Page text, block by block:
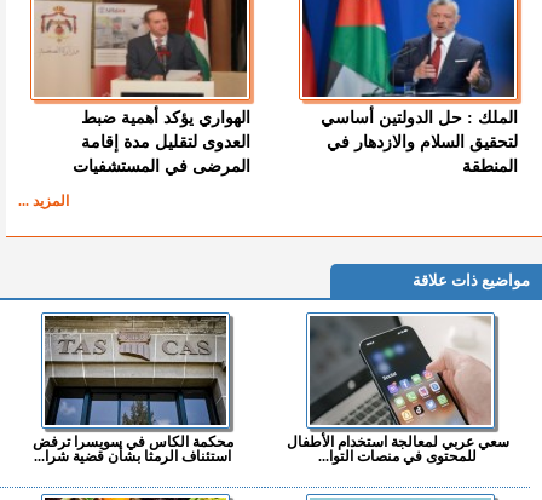
الملك : حل الدولتين أساسي
لتحقيق السلام والازدهار في
المنطقة
الهواري يؤكد أهمية ضبط
العدوى لتقليل مدة إقامة
المرضى في المستشفيات
المزيد ...
مواضيع ذات علاقة
سعي عربي لمعالجة استخدام الأطفال
للمحتوى في منصات التوا...
محكمة الكاس في سويسرا ترفض
استئناف الرمثا بشأن قضية شرا...